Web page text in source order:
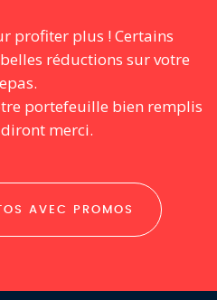
profiter plus ! Certains
réductions sur votre
portefeuille bien remplis
merci.
AVEC PROMOS